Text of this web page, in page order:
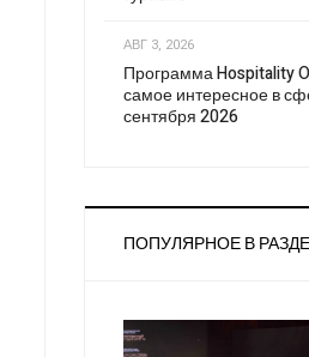
АВГ 3, 2026
Программа Hospitality
самое интересное в
сентября 2026
ПОПУЛЯРНОЕ В